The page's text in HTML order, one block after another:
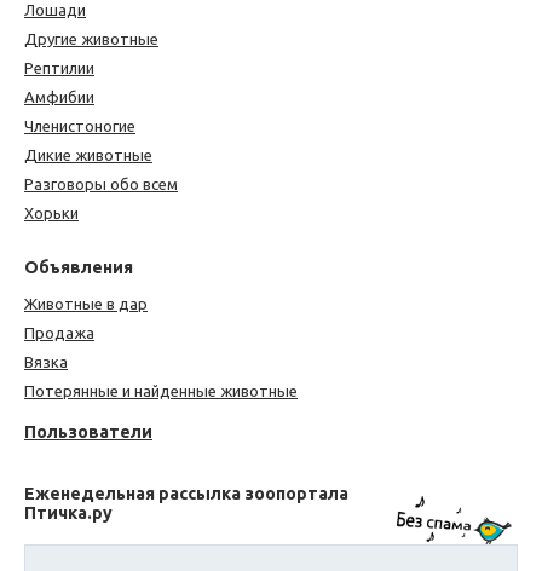
Лошади
Другие животные
Рептилии
Амфибии
Членистоногие
Дикие животные
Разговоры обо всем
Хорьки
Объявления
Животные в дар
Продажа
Вязка
Потерянные и найденные животные
Пользователи
Еженедельная рассылка зоопортала
Птичка.ру